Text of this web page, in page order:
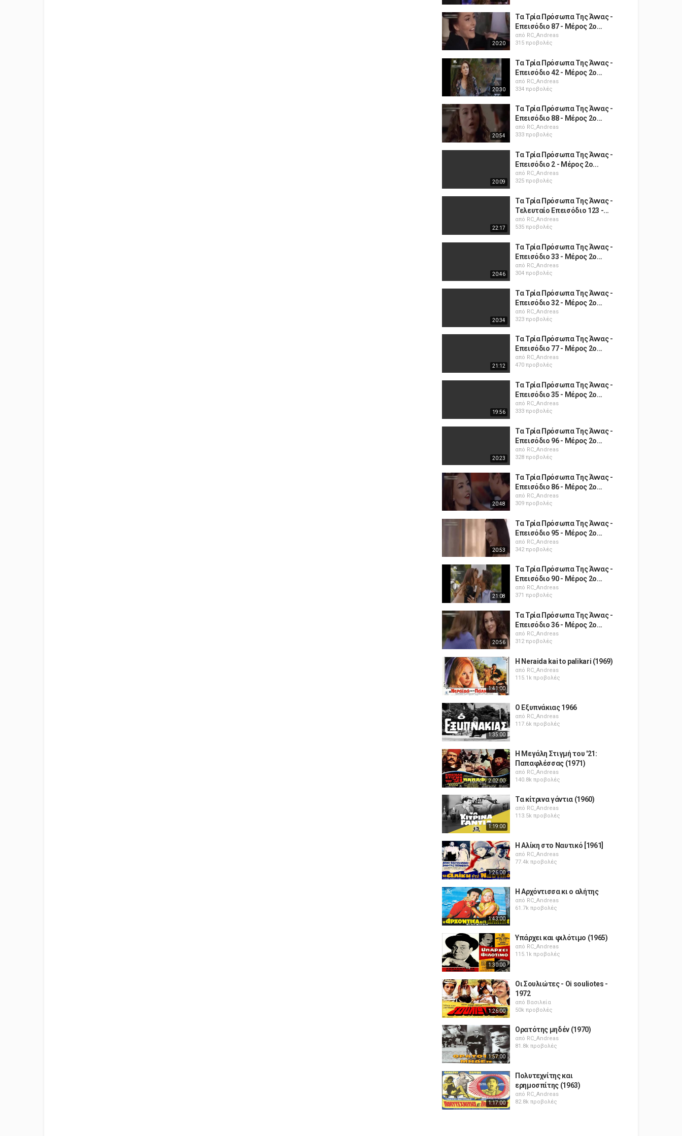
20:20
Τα Τρία Πρόσωπα Της Άννας -
Επεισόδιο 87 - Μέρος 2ο...
από RC_Andreas
315 προβολές
20:30
Τα Τρία Πρόσωπα Της Άννας -
Επεισόδιο 42 - Μέρος 2ο...
από RC_Andreas
334 προβολές
20:54
Τα Τρία Πρόσωπα Της Άννας -
Επεισόδιο 88 - Μέρος 2ο...
από RC_Andreas
333 προβολές
20:09
Τα Τρία Πρόσωπα Της Άννας -
Επεισόδιο 2 - Μέρος 2ο...
από RC_Andreas
325 προβολές
22:17
Τα Τρία Πρόσωπα Της Άννας -
Τελευταίο Επεισόδιο 123 -...
από RC_Andreas
535 προβολές
20:46
Τα Τρία Πρόσωπα Της Άννας -
Επεισόδιο 33 - Μέρος 2ο...
από RC_Andreas
304 προβολές
20:34
Τα Τρία Πρόσωπα Της Άννας -
Επεισόδιο 32 - Μέρος 2ο...
από RC_Andreas
323 προβολές
21:12
Τα Τρία Πρόσωπα Της Άννας -
Επεισόδιο 77 - Μέρος 2ο...
από RC_Andreas
470 προβολές
19:56
Τα Τρία Πρόσωπα Της Άννας -
Επεισόδιο 35 - Μέρος 2ο...
από RC_Andreas
333 προβολές
20:23
Τα Τρία Πρόσωπα Της Άννας -
Επεισόδιο 96 - Μέρος 2ο...
από RC_Andreas
328 προβολές
20:48
Τα Τρία Πρόσωπα Της Άννας -
Επεισόδιο 86 - Μέρος 2ο...
από RC_Andreas
309 προβολές
20:53
Τα Τρία Πρόσωπα Της Άννας -
Επεισόδιο 95 - Μέρος 2ο...
από RC_Andreas
342 προβολές
21:08
Τα Τρία Πρόσωπα Της Άννας -
Επεισόδιο 90 - Μέρος 2ο...
από RC_Andreas
371 προβολές
20:56
Τα Τρία Πρόσωπα Της Άννας -
Επεισόδιο 36 - Μέρος 2ο...
από RC_Andreas
312 προβολές
1:41:00
H Neraida kai to palikari (1969)
από RC_Andreas
115.1k προβολές
1:35:00
Ο Εξυπνάκιας 1966
από RC_Andreas
117.6k προβολές
2:02:00
Η Μεγάλη Στιγμή του '21:
Παπαφλέσσας (1971)
από RC_Andreas
140.8k προβολές
1:19:00
Τα κίτρινα γάντια (1960)
από RC_Andreas
113.5k προβολές
1:26:00
Η Αλίκη στο Ναυτικό [1961]
από RC_Andreas
77.4k προβολές
1:43:00
Η Αρχόντισσα κι ο αλήτης
από RC_Andreas
61.7k προβολές
1:30:00
Υπάρχει και φιλότιμο (1965)
από RC_Andreas
115.1k προβολές
1:26:00
Οι Σουλιώτες - Oi souliotes -
1972
από Βασιλεία
50k προβολές
1:57:00
Ορατότης μηδέν (1970)
από RC_Andreas
81.8k προβολές
1:17:00
Πολυτεχνίτης και
ερημοσπίτης (1963)
από RC_Andreas
82.8k προβολές